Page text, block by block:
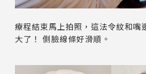
療程結束馬上拍照，這法令紋和嘴
大了！ 側臉線條好滑順。